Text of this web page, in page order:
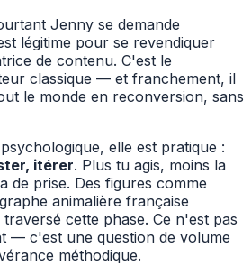
Jenny se demande
légitime pour se revendiquer
de contenu. C'est le
classique — et franchement, il
le monde en reconversion, sans
elle est pratique :
itérer. Plus tu agis, moins la
de prise. Des figures comme
animalière française
cette phase. Ce n'est pas
— c'est une question de volume
méthodique.